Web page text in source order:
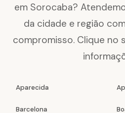
em Sorocaba?
da cidade e região
compromisso. Clique no
Aparecida
Barcelona